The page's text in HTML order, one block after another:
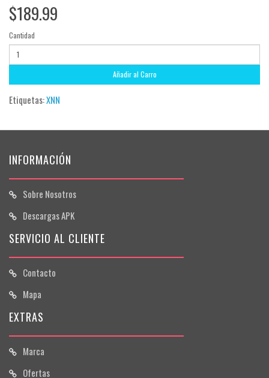
$189.99
Cantidad
Añadir al Carro
Etiquetas:XNN
INFORMACIÓN
Sobre Nosotros
Descargas APK
SERVICIO AL CLIENTE
Contacto
Mapa
EXTRAS
Marca
Ofertas